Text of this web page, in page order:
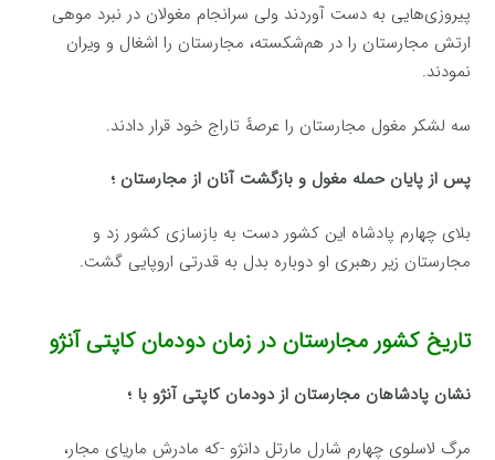
پیروزی‌هایی به دست آوردند ولی سرانجام مغولان در نبرد موهی
ارتش مجارستان را در هم‌شکسته، مجارستان را اشغال و ویران
نمودند.
سه لشکر مغول مجارستان را عرصهٔ تاراج خود قرار دادند.
پس از پایان حمله مغول و بازگشت آنان از مجارستان ؛
بلای چهارم پادشاه این کشور دست به بازسازی کشور زد و
مجارستان زیر رهبری او دوباره بدل به قدرتی اروپایی گشت.
تاریخ کشور مجارستان در زمان دودمان کاپتی آنژو
نشان پادشاهان مجارستان از دودمان کاپتی آنژو با ؛
مرگ لاسلوی چهارم شارل مارتل دانژو -که مادرش ماریای مجار،